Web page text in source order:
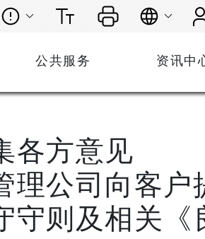
公共服务 资讯中
各方意见
理公司向客户
守则及相关《